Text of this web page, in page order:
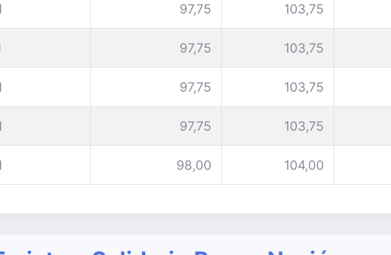
97,75 103,75
97,75 103,75
97,75 103,75
97,75 103,75
98,00 104,00